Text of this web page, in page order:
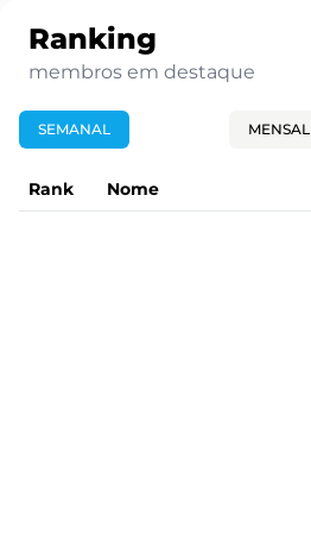
Ranking
membros em destaque
SEMANAL MENSAL
Rank Nome